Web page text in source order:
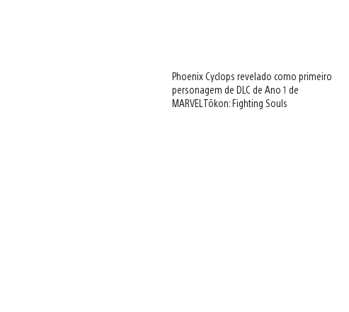
Phoenix Cyclops revelado como primeiro
personagem de DLC de Ano 1 de
MARVEL Tōkon: Fighting Souls